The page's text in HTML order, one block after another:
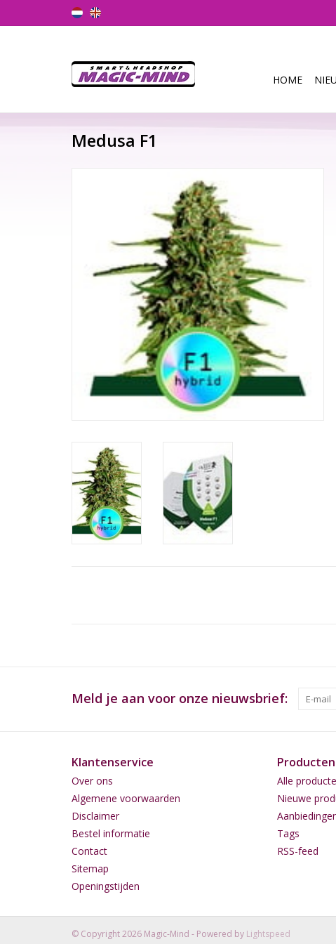
HOME
Medusa F1
Meld je aan voor onze nieuwsbrief:
Klantenservice
Over ons
Algemene voorwaarden
Disclaimer
Bestel informatie
Contact
Sitemap
Openingstijden
Producten
Alle
Nieuwe
Tags
RSS-feed
© Copyright 2026 Magic-Mind - Powered by Lightspeed